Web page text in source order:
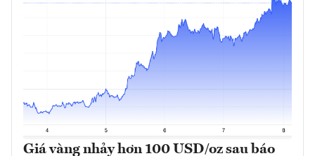
Giá vàng nhảy hơn 100 USD/oz sau báo